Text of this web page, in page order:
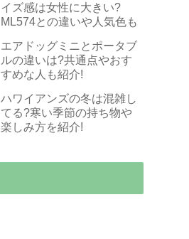
イズ感は女性に大きい?
ML574との違いや人気色も
エアドッグミニとポータブ
ルの違いは?共通点やおす
すめな人も紹介!
ハワイアンズの冬は混雑し
てる?寒い季節の持ち物や
楽しみ方を紹介!